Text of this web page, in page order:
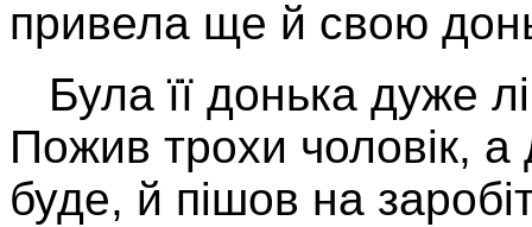
привела ще й свою
Була її донька дуже
По­жив трохи чоловік,
буде, й пішов на